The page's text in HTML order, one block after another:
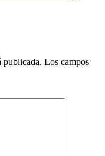
publicada. Los campos